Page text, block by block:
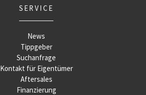
SERVICE
News
Tippgeber
Suchanfrage
Kontakt für Eigentümer
Aftersales
Finanzierung